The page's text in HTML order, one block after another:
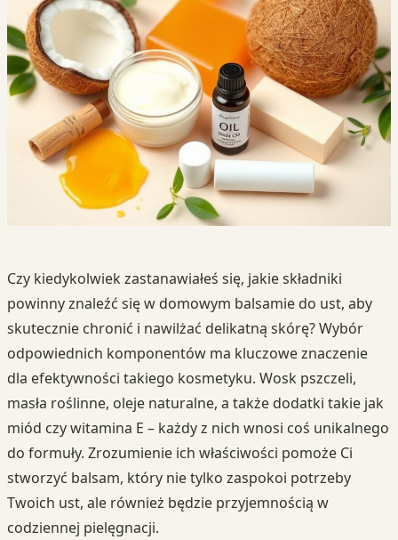
Czy kiedykolwiek zastanawiałeś się, jakie składniki
powinny znaleźć się w domowym balsamie do ust, aby
skutecznie chronić i nawilżać delikatną skórę? Wybór
odpowiednich komponentów ma kluczowe znaczenie
dla efektywności takiego kosmetyku. Wosk pszczeli,
masła roślinne, oleje naturalne, a także dodatki takie jak
miód czy witamina E – każdy z nich wnosi coś unikalnego
do formuły. Zrozumienie ich właściwości pomoże Ci
stworzyć balsam, który nie tylko zaspokoi potrzeby
Twoich ust, ale również będzie przyjemnością w
codziennej pielęgnacji.